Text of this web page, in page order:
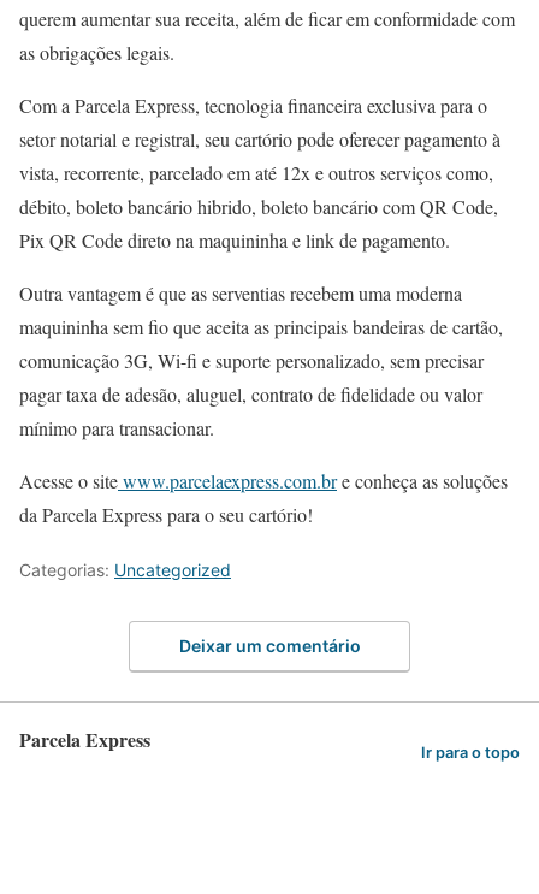
querem aumentar sua receita, além de ficar em conformidade com
as obrigações legais.
Com a Parcela Express, tecnologia financeira exclusiva para o
setor notarial e registral, seu cartório pode oferecer pagamento à
vista, recorrente, parcelado em até 12x e outros serviços como,
débito, boleto bancário hibrido, boleto bancário com QR Code,
Pix QR Code direto na maquininha e link de pagamento.
Outra vantagem é que as serventias recebem uma moderna
maquininha sem fio que aceita as principais bandeiras de cartão,
comunicação 3G, Wi-fi e suporte personalizado, sem precisar
pagar taxa de adesão, aluguel, contrato de fidelidade ou valor
mínimo para transacionar.
Acesse o sitewww.parcelaexpress.com.bre conheça as soluções
da Parcela Express para o seu cartório!
Categorias: Uncategorized
Deixar um comentário
Parcela Express Ir para o topo